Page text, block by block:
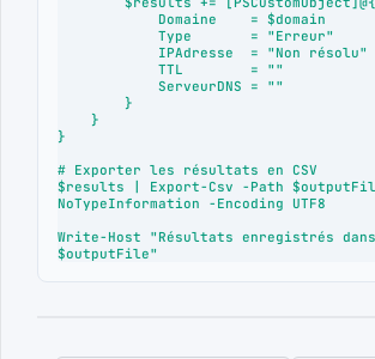
}
# Exporter les résultats en CSV
$results | Export-Csv -Path
NoTypeInformation -Encoding UTF8
Write-Host "Résultats enregistrés dans
$outputFile"